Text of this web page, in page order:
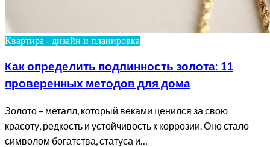
Квартира - дизайн и планировка
Как определить подлинность золота: 11
проверенных методов для дома
Золото – металл, который веками ценился за свою
красоту, редкость и устойчивость к коррозии. Оно стало
символом богатства, статуса и…